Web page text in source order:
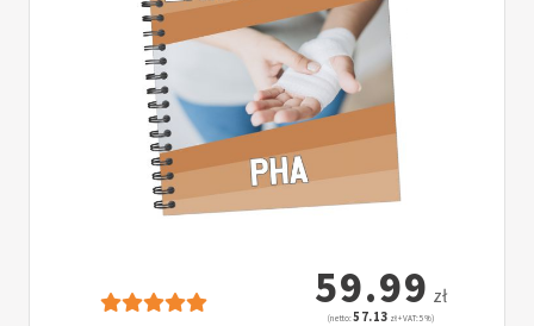
59.99 zł
(netto:57.13 zł + VAT: 5%)